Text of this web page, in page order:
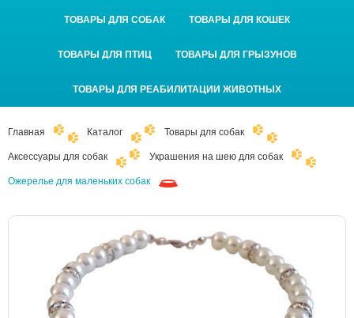
ТОВАРЫ ДЛЯ СОБАК ТОВАРЫ ДЛЯ КОШЕК
ТОВАРЫ ДЛЯ ПТИЦ ТОВАРЫ ДЛЯ ГРЫЗУНОВ
ТОВАРЫ ДЛЯ РЕАБИЛИТАЦИИ ЖИВОТНЫХ
Главная Каталог Товары для собак
Аксессуары для собак Украшения на шею для собак
Ожерелье для маленьких собак